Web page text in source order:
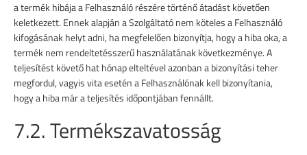
a termék hibája a Felhasználó részére történő átadást követően
keletkezett. Ennek alapján a Szolgáltató nem köteles a Felhasználó
kifogásának helyt adni, ha megfelelően bizonyítja, hogy a hiba oka, a
termék nem rendeltetésszerű használatának következménye. A
teljesítést követő hat hónap elteltével azonban a bizonyítási teher
megfordul, vagyis vita esetén a Felhasználónak kell bizonyítania,
hogy a hiba már a teljesítés időpontjában fennállt.
7.2. Termékszavatosság